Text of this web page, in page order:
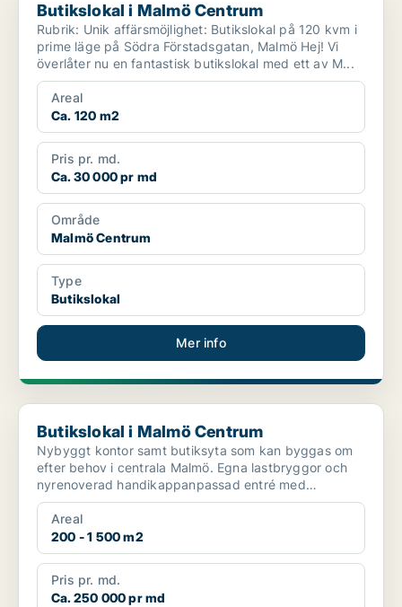
Butikslokal i Malmö Centrum
Rubrik: Unik affärsmöjlighet: Butikslokal på 120 kvm i
prime läge på Södra Förstadsgatan, Malmö Hej! Vi
överlåter nu en fantastisk butikslokal med ett av M...
Areal
Ca. 120 m2
Pris pr. md.
Ca. 30 000 pr md
Område
Malmö Centrum
Type
Butikslokal
Mer info
Butikslokal i Malmö Centrum
Butikslokal i Malmö Centrum
Nybyggt kontor samt butiksyta som kan byggas om
efter behov i centrala Malmö. Egna lastbryggor och
nyrenoverad handikappanpassad entré med
kameraövervakning ...
Areal
200 - 1 500 m2
Pris pr. md.
Ca. 250 000 pr md